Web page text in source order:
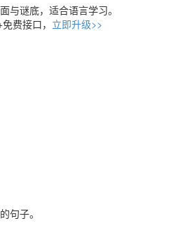
与谜底，适合语言学习。
费接口， 立即升级>>
句子。